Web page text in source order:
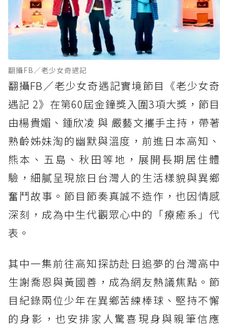
翻攝FB／老少女奇遇記
翻攝FB／老少女奇遇記實境節目《老少女奇
遇記 2》在第60屆金鐘獎入圍3項大獎，節目
由楊貴媚、鍾欣凌 與 嚴藝文攜手主持，帶著
熟齡姊妹淘的幽默與溫度，前進日本高知、
熊本、五島、秋田等地，展開長期居住體
驗，細膩呈現旅日台灣人的生活樣貌與異鄉
奮鬥故事。節目節奏真誠不造作，也因情感
深刻，成為中生代觀眾心中的「療癒系」代
表。
其中一集前往高知探訪赴日追夢的台灣高中
生謝喬恩與黃國善，成為網友熱議焦點。節
目紀錄兩位少年在異鄉苦練棒球、堅持不懈
的身影，也安排家人驚喜現身與親筆信應